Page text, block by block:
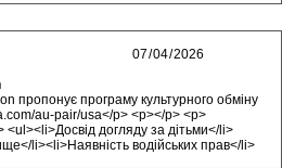
пропонує програму культурного обміну
au-pair/usa</p> <p></p> <p>
догляду за дітьми</li>
li><li>Наявність водійських прав</li>